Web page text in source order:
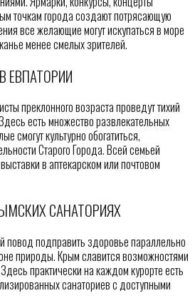
точкам города создают потрясающую
все желающие могут искупаться в море
менее смелых зрителей.
преклонного возраста проведут тихий
есть множество развлекательных
смогут культурно обогатиться,
Старого Города. Всей семьей
в аптекарском или почтовом
САНАТОРИЯХ
повод подправить здоровье параллельно
природы. Крым славится возможностями
практически на каждом курорте есть
санаториев с доступными